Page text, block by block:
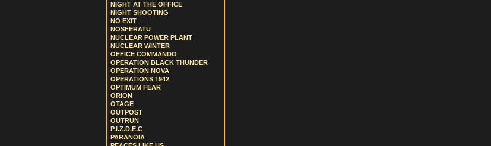
NIGHT AT THE OFFICE
NIGHT SHOOTING
NO EXIT
NOSFERATU
NUCLEAR POWER PLANT
NUCLEAR WINTER
OFFICE COMMANDO
OPERATION BLACK THUNDER
OPERATION NOVA
OPERATIONS 1942
OPTIMUM FEAR
ORION
OTAGE
OUTPOST
OUTRUN
P.I.Z.D.E.C
PARANOIA